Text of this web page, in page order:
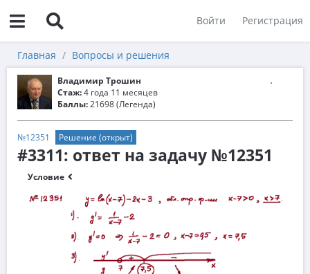
Войти Регистрация
Главная Вопросы и решения
Владимир Трошин
Стаж:4 года 11 месяцев
Баллы:21698 (Легенда)
№12351 Решение (открыт)
#3311: ответ на задачу №12351
Условие